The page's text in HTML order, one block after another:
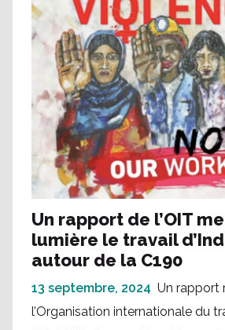
Un rapport de l’OIT
lumière le travail
autour de la C190
13 septembre, 2024 Un rapport
l’Organisation internationale du